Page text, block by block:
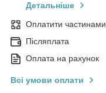
Детальніше
Оплатити частинами
Післяплата
Оплата на рахунок
Всі умови оплати